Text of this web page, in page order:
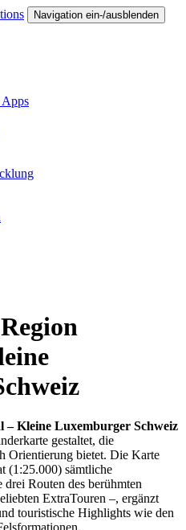
Navigation ein-/ausblenden
Apps
Kleine Luxemburger Schweiz
gestaltet, die
Orientierung bietet. Die Karte
(1:25.000) sämtliche
Routen des berühmten
ExtraTouren –, ergänzt
touristische Highlights wie den